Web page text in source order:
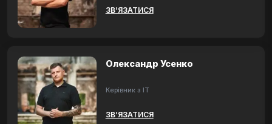
ЗВ’ЯЗАТИСЯ
Олександр Усенко
Керівник з ІТ
ЗВ’ЯЗАТИСЯ